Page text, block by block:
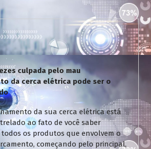
culpada pelo mau
da cerca elétrica pode ser o
da sua cerca elétrica está
ao fato de você saber
os produtos que envolvem o
começando pelo principal,